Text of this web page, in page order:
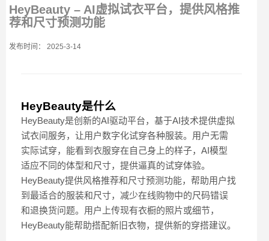
HeyBeauty – AI虚拟试衣平台，提供风格推
荐和尺寸预测功能
发布时间： 2025-3-14
HeyBeauty是什么
HeyBeauty是创新的AI驱动平台，基于AI技术提供虚拟
试衣间服务，让用户数字化试穿各种服装。用户无需
实际试穿，能看到衣服穿在自己身上的样子，AI模型
适应不同的体型和尺寸，提供逼真的试穿体验。
HeyBeauty提供风格推荐和尺寸预测功能，帮助用户找
到最适合的服装和尺寸，减少在线购物中的尺码错误
和退换货问题。用户上传现有衣橱的照片或细节，
HeyBeauty能帮助搭配新旧衣物，提供新的穿搭建议。